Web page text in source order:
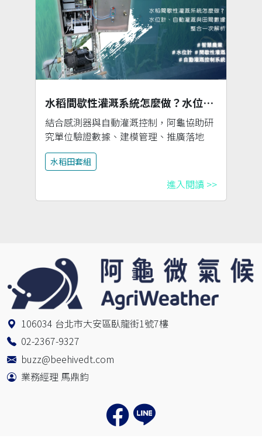
水稻間歇性灌溉系統怎麼做？水位計、自動灌溉與田間數據整合一次解析
結合感測器與自動灌溉控制，阿龜協助研
究單位驗證數據、建模管理、推廣落地
水稻田套組
進入閱讀 >>
106034 台北市大安區臥龍街1號7樓
02-2367-9327
buzz@beehivedt.com
業務經理 馬鼎鈞